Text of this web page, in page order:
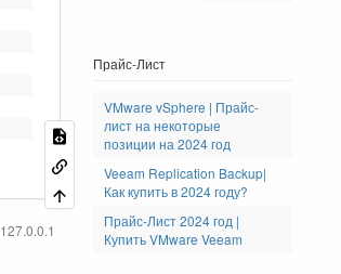
127.0.0.1
Прайс-Лист
VMware vSphere | Прайс-
лист на некоторые
позиции на 2024 год
Veeam Replication Backup|
Как купить в 2024 году?
Прайс-Лист 2024 год |
Купить VMware Veeam